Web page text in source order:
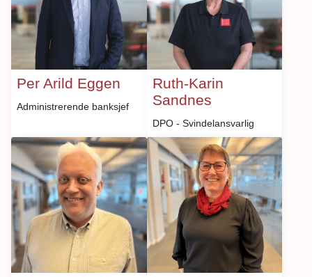
Per Arild Eggen
Administrerende banksjef
Ruth-Karin
Sandnes
DPO - Svindelansvarlig